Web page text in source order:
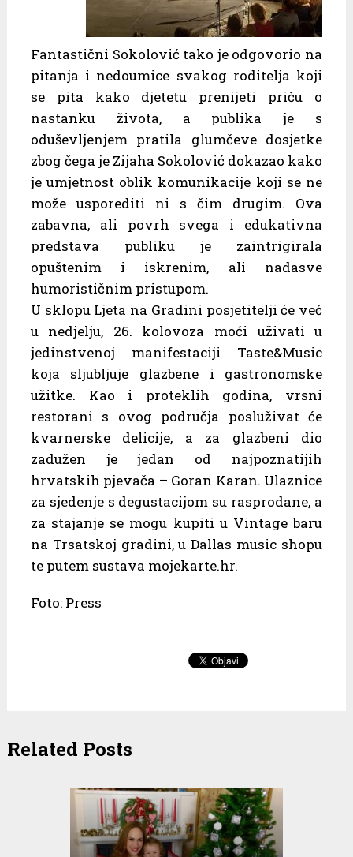
Fantastični Sokolović tako je odgovorio na
pitanja i nedoumice svakog roditelja koji
se pita kako djetetu prenijeti priču o
nastanku života, a publika je s
oduševljenjem pratila glumčeve dosjetke
zbog čega je Zijaha Sokolović dokazao kako
je umjetnost oblik komunikacije koji se ne
može usporediti ni s čim drugim. Ova
zabavna, ali povrh svega i edukativna
predstava publiku je zaintrigirala
opuštenim i iskrenim, ali nadasve
humorističnim pristupom.
U sklopu Ljeta na Gradini posjetitelji će već
u nedjelju, 26. kolovoza moći uživati u
jedinstvenoj manifestaciji Taste&Music
koja sljubljuje glazbene i gastronomske
užitke. Kao i proteklih godina, vrsni
restorani s ovog područja posluživat će
kvarnerske delicije, a za glazbeni dio
zadužen je jedan od najpoznatijih
hrvatskih pjevača – Goran Karan. Ulaznice
za sjedenje s degustacijom su rasprodane, a
za stajanje se mogu kupiti u Vintage baru
na Trsatskoj gradini, u Dallas music shopu
te putem sustava mojekarte.hr.
Foto: Press
Related Posts